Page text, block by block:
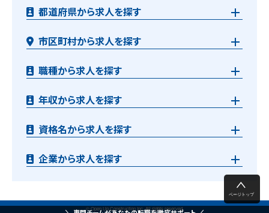
都道府県から求人を探す
市区町村から求人を探す
職種から求人を探す
年収から求人を探す
資格名から求人を探す
企業から求人を探す
© Open Up Construction Inc. All rights reserved.